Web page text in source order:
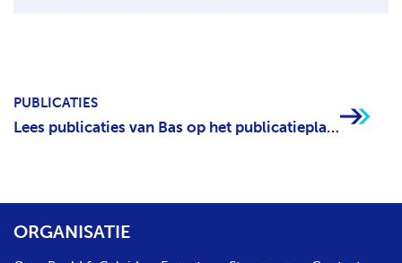
PUBLICATIES
Lees publicaties van Bas op het publicatieplatform
ORGANISATIE